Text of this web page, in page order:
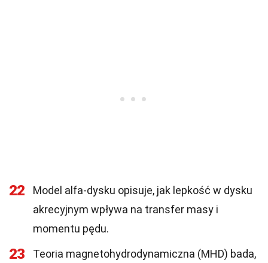
22
Model alfa-dysku opisuje, jak lepkość w dysku
akrecyjnym wpływa na transfer masy i
momentu pędu.
23
Teoria magnetohydrodynamiczna (MHD) bada,